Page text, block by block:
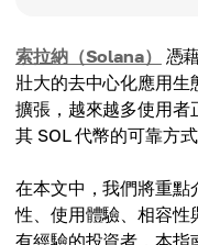
索拉納（Solana）
憑
壯大的去中心化應用
擴張，越來越多使用者
其 SOL 代幣的可靠方式
在本文中，我們將重點
性、使用體驗、相容性
有經驗的投資者，本指